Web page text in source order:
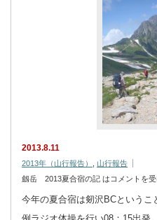
2013.8.11
2013年（山行報告）
山行報告
劔岳 2013夏合宿の記 は コメントを
今年の夏合宿は剱沢BCという